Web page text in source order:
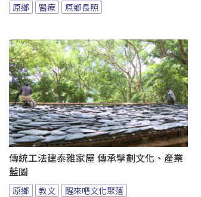
原鄉 醫療 原鄉長照
傳統工法建泰雅家屋 傳承擘劃文化、產業
藍圖
原鄉 教文 醒來吧文化聚落